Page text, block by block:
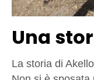
Una
La storia di